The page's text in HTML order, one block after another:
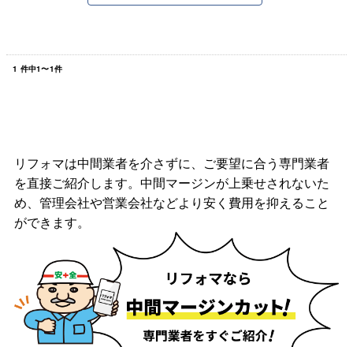
1 件中1〜1件
リフォマは中間業者を介さずに、ご要望に合う専門業者
を直接ご紹介します。中間マージンが上乗せされないた
め、管理会社や営業会社などより安く費用を抑えること
ができます。